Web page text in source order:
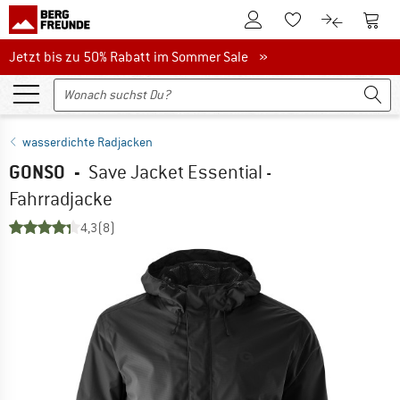
Zum KundenkontoZum Merkzettel.
Zum Zum
Jetzt bis zu 50% Rabatt im Sommer Sale
Jetzt bis zu 50% Rabatt im Sommer Sale »
wasserdichte Radjacken
GONSO - Save Jacket Essential -
Fahrradjacke
4,3(8)